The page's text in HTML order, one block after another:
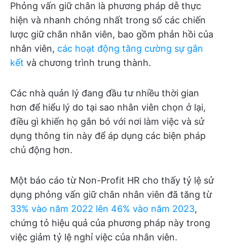
Phỏng vấn giữ chân là phương pháp dễ thực
hiện và nhanh chóng nhất trong số các chiến
lược giữ chân nhân viên, bao gồm phản hồi của
nhân viên, các hoạt động tăng cường sự gắn
kết và chương trình trung thành.
Các nhà quản lý đang đầu tư nhiều thời gian
hơn để hiểu lý do tại sao nhân viên chọn ở lại,
điều gì khiến họ gắn bó với nơi làm việc và sử
dụng thông tin này để áp dụng các biện pháp
chủ động hơn.
Một báo cáo từ Non-Profit HR cho thấy tỷ lệ sử
dụng phỏng vấn giữ chân nhân viên đã tăng từ
33% vào năm 2022 lên 46% vào năm 2023,
chứng tỏ hiệu quả của phương pháp này trong
việc giảm tỷ lệ nghỉ việc của nhân viên.